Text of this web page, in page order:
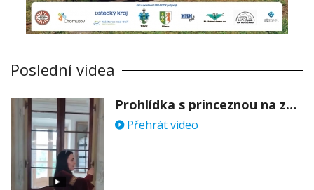
Poslední videa
Prohlídka s princeznou na zámku Stekník
Přehrát video